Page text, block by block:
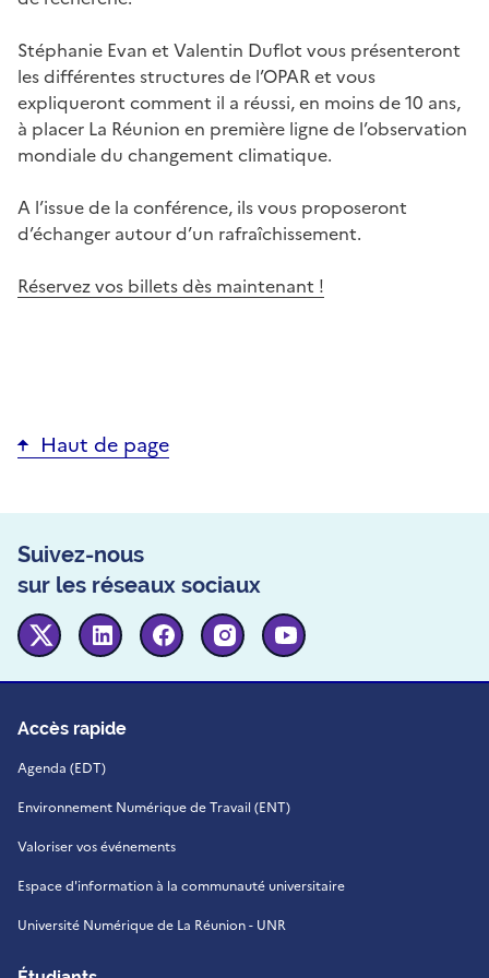
Stéphanie Evan et Valentin Duflot vous présenteront
les différentes structures de l’OPAR et vous
expliqueront comment il a réussi, en moins de 10 ans,
à placer La Réunion en première ligne de l’observation
mondiale du changement climatique.
A l’issue de la conférence, ils vous proposeront
d’échanger autour d’un rafraîchissement.
Réservez vos billets dès maintenant !
Haut de page
Suivez-nous
sur les réseaux sociaux
Twitter Linkedin FacebookInstagram
Accès rapide
Agenda (EDT)
Environnement Numérique de Travail (ENT)
Valoriser vos événements
Espace d'information à la communauté universitaire
Université Numérique de La Réunion - UNR